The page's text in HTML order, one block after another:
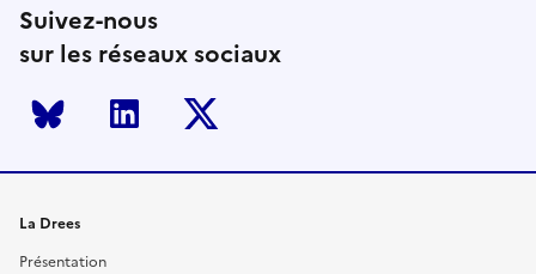
Suivez-nous
sur les réseaux sociaux
Bluesky LinkedIn
La Drees
Présentation